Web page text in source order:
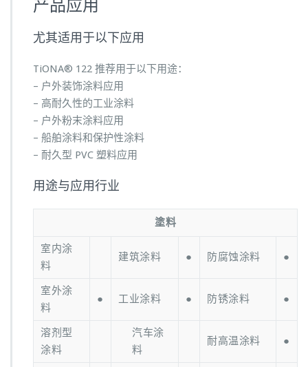
产品应用
尤其适用于以下应用
TiONA® 122 推荐用于以下用途：
– 户外装饰涂料应用
– 高耐久性的工业涂料
– 户外粉末涂料应用
– 船舶涂料和保护性涂料
– 耐久型 PVC 塑料应用
用途与应用行业
塗料
室内涂
料
建筑涂料 ● 防腐蚀涂料 ●
室外涂
料
● 工业涂料 ● 防锈涂料 ●
溶剂型
涂料
汽车涂
料
耐高温涂料 ●